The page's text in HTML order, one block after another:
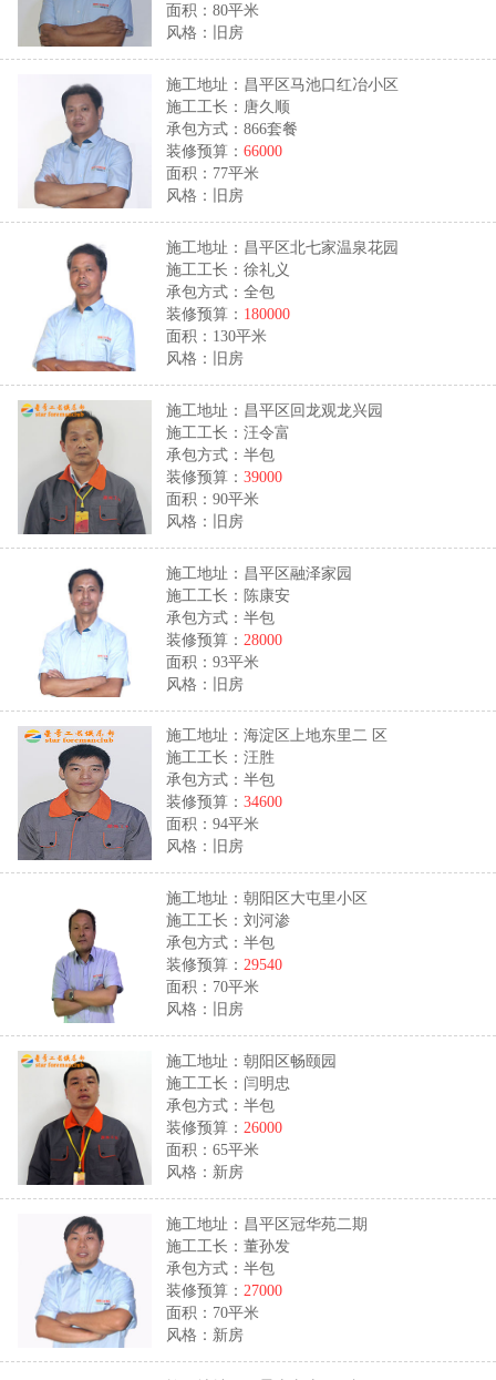
面积：80平米
风格：旧房
施工地址：昌平区马池口红冶小区
施工工长：唐久顺
承包方式：866套餐
装修预算：66000
面积：77平米
风格：旧房
施工地址：昌平区北七家温泉花园
施工工长：徐礼义
承包方式：全包
装修预算： 180000
面积：130平米
风格：旧房
施工地址：昌平区回龙观龙兴园
施工工长：汪令富
承包方式：半包
装修预算：39000
面积：90平米
风格：旧房
施工地址：昌平区融泽家园
施工工长：陈康安
承包方式：半包
装修预算： 28000
面积：93平米
风格：旧房
施工地址：海淀区上地东里二 区
施工工长：汪胜
承包方式：半包
装修预算：34600
面积：94平米
风格：旧房
施工地址：朝阳区大屯里小区
施工工长：刘河渗
承包方式：半包
装修预算：29540
面积：70平米
风格：旧房
施工地址：朝阳区畅颐园
施工工长：闫明忠
承包方式：半包
装修预算： 26000
面积：65平米
风格：新房
施工地址：昌平区冠华苑二期
施工工长：董孙发
承包方式：半包
装修预算： 27000
面积：70平米
风格：新房